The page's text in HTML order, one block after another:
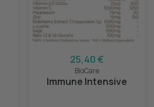
25,40 €
BioCare
Immune Intensive